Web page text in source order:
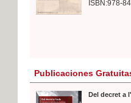
ISBN:978-
Publicaciones
Del decret a